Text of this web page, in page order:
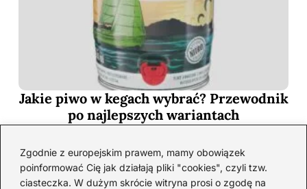
Zgodnie z europejskim prawem, mamy obowiązek
poinformować Cię jak działają pliki "cookies", czyli tzw.
ciasteczka. W dużym skrócie witryna prosi o zgodę na
Jakie piwo w kegach wybrać? Przewodnik
po najlepszych wariantach